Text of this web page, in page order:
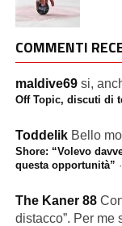
COMMENTI
maldive69 si,
Off Topic, discuti di
Toddelik Bello
Shore: “Volevo
questa opportunità” ·
The Kaner 88
distacco”. Per me